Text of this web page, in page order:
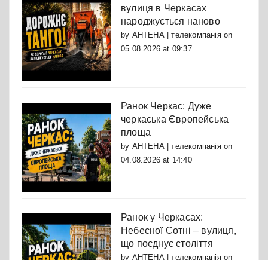
вулиця в Черкасах
народжується наново
by АНТЕНА | телекомпаніяon
05.08.2026 at 09:37
Ранок Черкас: Дуже
черкаська Європейська
площа
by АНТЕНА | телекомпаніяon
04.08.2026 at 14:40
Ранок у Черкасах:
Небесної Сотні – вулиця,
що поєднує століття
by АНТЕНА | телекомпаніяon